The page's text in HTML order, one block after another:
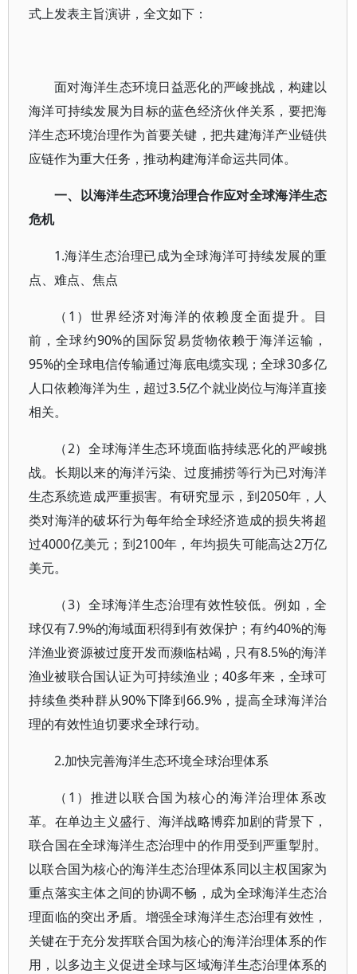
式上发表主旨演讲，全文如下：
面对海洋生态环境日益恶化的严峻挑战，构建以
海洋可持续发展为目标的蓝色经济伙伴关系，要把海
洋生态环境治理作为首要关键，把共建海洋产业链供
应链作为重大任务，推动构建海洋命运共同体。
一、以海洋生态环境治理合作应对全球海洋生态
危机
1.海洋生态治理已成为全球海洋可持续发展的重
点、难点、焦点
（1）世界经济对海洋的依赖度全面提升。目
前，全球约90%的国际贸易货物依赖于海洋运输，
95%的全球电信传输通过海底电缆实现；全球30多亿
人口依赖海洋为生，超过3.5亿个就业岗位与海洋直接
相关。
（2）全球海洋生态环境面临持续恶化的严峻挑
战。长期以来的海洋污染、过度捕捞等行为已对海洋
生态系统造成严重损害。有研究显示，到2050年，人
类对海洋的破坏行为每年给全球经济造成的损失将超
过4000亿美元；到2100年，年均损失可能高达2万亿
美元。
（3）全球海洋生态治理有效性较低。例如，全
球仅有7.9%的海域面积得到有效保护；有约40%的海
洋渔业资源被过度开发而濒临枯竭，只有8.5%的海洋
渔业被联合国认证为可持续渔业；40多年来，全球可
持续鱼类种群从90%下降到66.9%，提高全球海洋治
理的有效性迫切要求全球行动。
2.加快完善海洋生态环境全球治理体系
（1）推进以联合国为核心的海洋治理体系改
革。在单边主义盛行、海洋战略博弈加剧的背景下，
联合国在全球海洋生态治理中的作用受到严重掣肘。
以联合国为核心的海洋生态治理体系同以主权国家为
重点落实主体之间的协调不畅，成为全球海洋生态治
理面临的突出矛盾。增强全球海洋生态治理有效性，
关键在于充分发挥联合国为核心的海洋治理体系的作
用，以多边主义促进全球与区域海洋生态治理体系的